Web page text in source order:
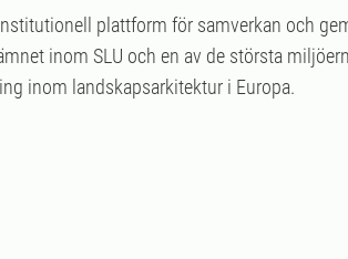
plattform för samverkan och
inom SLU och en av de största
inom landskapsarkitektur i Europa.